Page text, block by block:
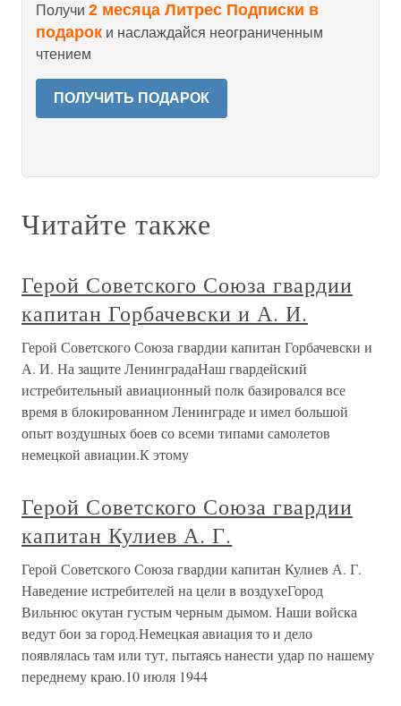
Получи 2 месяца Литрес Подписки в
подарок и наслаждайся неограниченным
чтением
ПОЛУЧИТЬ ПОДАРОК
Читайте также
Герой Советского Союза гвардии
капитан Горбачевски и А. И.
Герой Советского Союза гвардии капитан Горбачевски и
А. И. На защите ЛенинградаНаш гвардейский
истребительный авиационный полк базировался все
время в блокированном Ленинграде и имел большой
опыт воздушных боев со всеми типами самолетов
немецкой авиации.К этому
Герой Советского Союза гвардии
капитан Кулиев А. Г.
Герой Советского Союза гвардии капитан Кулиев А. Г.
Наведение истребителей на цели в воздухеГород
Вильнюс окутан густым черным дымом. Наши войска
ведут бои за город.Немецкая авиация то и дело
появлялась там или тут, пытаясь нанести удар по нашему
переднему краю.10 июля 1944